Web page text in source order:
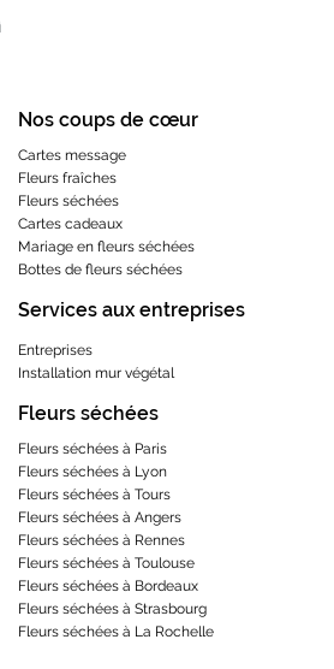
Nos coups de cœur
Cartes message
Fleurs fraîches
Fleurs séchées
Cartes cadeaux
Mariage en fleurs séchées
Bottes de fleurs séchées
Services aux entreprises
Entreprises
Installation mur végétal
Fleurs séchées
Fleurs séchées à Paris
Fleurs séchées à Lyon
Fleurs séchées à Tours
Fleurs séchées à Angers
Fleurs séchées à Rennes
Fleurs séchées à Toulouse
Fleurs séchées à Bordeaux
Fleurs séchées à Strasbourg
Fleurs séchées à La Rochelle